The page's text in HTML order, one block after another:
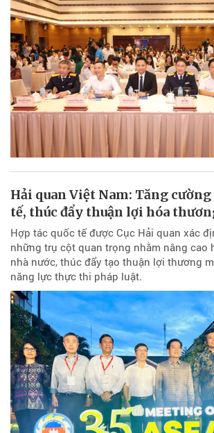
Hải quan Việt Nam: Tăng cường
tế, thúc đẩy thuận lợi hóa
Hợp tác quốc tế được Cục Hải quan xác
những trụ cột quan trọng nhằm nâng cao
nhà nước, thúc đẩy tạo thuận lợi thương
năng lực thực thi pháp luật.